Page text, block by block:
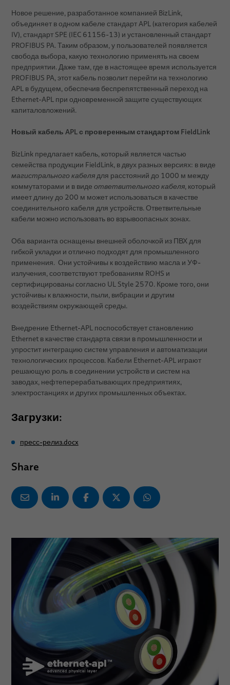
Новое решение, разработанное компанией BizLink,
объединяет в одном кабеле стандарт APL (категория кабелей
IV), стандарт SPE (IEC 61156-13) и установленный стандарт
PROFIBUS PA. Таким образом, у пользователей появляется
свобода выбора, какую технологию применять на своем
предприятии. Даже там, где в настоящее время используется
PROFIBUS PA, этот кабель позволит перейти на технологию
APL в будущем, обеспечив беспрепятственный переход на
Ethernet-APL при одновременной защите существующих
капиталовложений.
Новый кабель APL с проверенным стандартом FieldLink
BizLink предлагает кабель, который является частью
семейства продукции FieldLink, в двух разных версиях: в виде
магистрального кабелядля расстояний до 1000 м между
коммутаторами и в виде ответвительного кабеля, который
имеет длину до 200 м может использоваться в качестве
соединительного кабеля для устройств. Ответвительные
кабели можно использовать во взрывоопасных зонах.
Оба варианта оснащены внешней оболочкой из ПВХ для
гибкой укладки и отлично подходят для промышленного
применения. Они устойчивы к воздействию масла и УФ-
излучения, соответствуют требованиям ROHS и
сертифицированы согласно UL Style 2570. Кроме того, они
устойчивы к влажности, пыли, вибрации и другим
воздействиям окружающей среды.
Внедрение Ethernet-APL поспособствует становлению
Ethernet в качестве стандарта связи в промышленности и
упростит интеграцию систем управления и автоматизации
технологических процессов. Кабели Ethernet-APL играют
решающую роль в соединении устройств и систем на
заводах, нефтеперерабатывающих предприятиях,
электростанциях и других промышленных объектах.
Загрузки:
пресс-релиз.docx
Share